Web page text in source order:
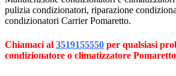
pulizia condizionatori, riparazione
condizionatori Carrier Pomaretto.
Chiamaci al 3519155550 per qualsiasi
condizionatore o climatizzatore Pomaretto